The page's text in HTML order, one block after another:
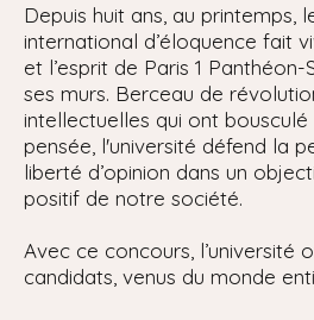
Depuis huit ans, au printemps,
international d’éloquence fait
et l’esprit de Paris 1
ses murs. Berceau de
intellectuelles qui ont
pensée, l'université défend la
liberté d’opinion dans un
positif de notre société.
Avec ce concours, l’université
candidats, venus du monde